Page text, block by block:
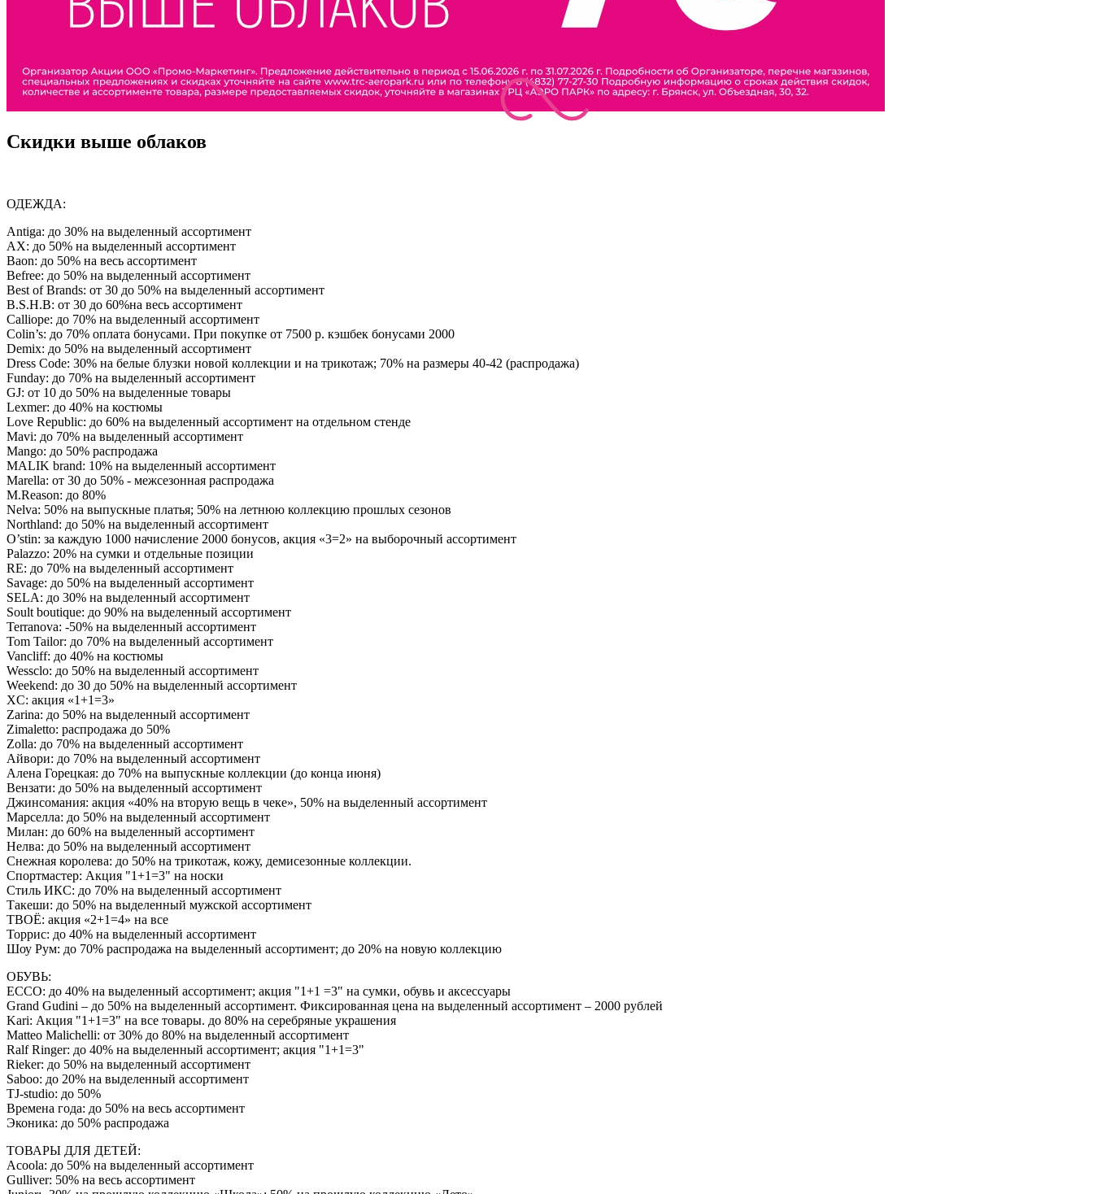
Скидки выше облаков
ОДЕЖДА:
Antiga: до 30% на выделенный ассортимент
AX: до 50% на выделенный ассортимент
Baon: до 50% на весь ассортимент
Befree: до 50% на выделенный ассортимент
Best of Brands: от 30 до 50% на выделенный ассортимент
B.S.H.B: от 30 до 60%на весь ассортимент
Calliope: до 70% на выделенный ассортимент
Colin’s: до 70% оплата бонусами. При покупке от 7500 р. кэшбек бонусами 2000
Demix: до 50% на выделенный ассортимент
Dress Code: 30% на белые блузки новой коллекции и на трикотаж; 70% на размеры 40-42 (распродажа)
Funday: до 70% на выделенный ассортимент
GJ: от 10 до 50% на выделенные товары
Lexmer: до 40% на костюмы
Love Republic: до 60% на выделенный ассортимент на отдельном стенде
Mavi: до 70% на выделенный ассортимент
Mango: до 50% распродажа
MALIK brand: 10% на выделенный ассортимент
Marella: от 30 до 50% - межсезонная распродажа
M.Reason: до 80%
Nelva: 50% на выпускные платья; 50% на летнюю коллекцию прошлых сезонов
Northland: до 50% на выделенный ассортимент
O’stin: за каждую 1000 начисление 2000 бонусов, акция «3=2» на выборочный ассортимент
Palazzo: 20% на сумки и отдельные позиции
RE: до 70% на выделенный ассортимент
Savage: до 50% на выделенный ассортимент
SELA: до 30% на выделенный ассортимент
Soult boutique: до 90% на выделенный ассортимент
Terranova: -50% на выделенный ассортимент
Tom Tailor: до 70% на выделенный ассортимент
Vancliff: до 40% на костюмы
Wessclo: до 50% на выделенный ассортимент
Weekend: до 30 до 50% на выделенный ассортимент
XC: акция «1+1=3»
Zarina: до 50% на выделенный ассортимент
Zimaletto: распродажа до 50%
Zolla: до 70% на выделенный ассортимент
Айвори: до 70% на выделенный ассортимент
Алена Горецкая: до 70% на выпускные коллекции (до конца июня)
Вензати: до 50% на выделенный ассортимент
Джинсомания: акция «40% на вторую вещь в чеке», 50% на выделенный ассортимент
Марселла: до 50% на выделенный ассортимент
Милан: до 60% на выделенный ассортимент
Нелва: до 50% на выделенный ассортимент
Снежная королева: до 50% на трикотаж, кожу, демисезонные коллекции.
Спортмастер: Акция "1+1=3" на носки
Стиль ИКС: до 70% на выделенный ассортимент
Такеши: до 50% на выделенный мужской ассортимент
ТВОЁ: акция «2+1=4» на все
Торрис: до 40% на выделенный ассортимент
Шоу Рум: до 70% распродажа на выделенный ассортимент; до 20% на новую коллекцию
ОБУВЬ:
ECCO: до 40% на выделенный ассортимент; акция "1+1 =3" на сумки, обувь и аксессуары
Grand Gudini – до 50% на выделенный ассортимент. Фиксированная цена на выделенный ассортимент – 2000 рублей
Kari: Акция "1+1=3" на все товары. до 80% на серебряные украшения
Matteo Malichelli: от 30% до 80% на выделенный ассортимент
Ralf Ringer: до 40% на выделенный ассортимент; акция "1+1=3"
Rieker: до 50% на выделенный ассортимент
Saboo: до 20% на выделенный ассортимент
TJ-studio: до 50%
Времена года: до 50% на весь ассортимент
Эконика: до 50% распродажа
ТОВАРЫ ДЛЯ ДЕТЕЙ:
Acoola: до 50% на выделенный ассортимент
Gulliver: 50% на весь ассортимент